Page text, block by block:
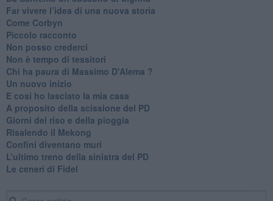
Far vivere l’idea di una nuova storia
Come Corbyn
Piccolo racconto
Non posso crederci
Non è tempo di tessitori
Chi ha paura di Massimo D'Alema ?
Un nuovo inizio
​E cosi ho lasciato la mia casa
A proposito della scissione del PD
​Giorni del riso e della pioggia
Risalendo il Mekong
Confini diventano muri
L’ultimo treno della sinistra del PD
Le ceneri di Fidel